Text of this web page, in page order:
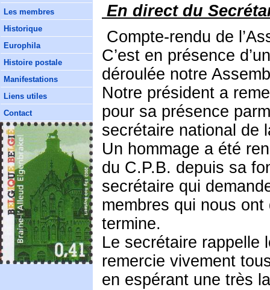
Les membres
Historique
Europhila
Histoire postale
Manifestations
Liens utiles
Contact
En direct du
Compte-rendu de
C’est en présence
déroulée notre
Notre président a
pour sa présence
secrétaire national de
Un hommage a été
du C.P.B. depuis sa
secrétaire qui
membres qui nous
termine.
Le secrétaire rappelle
remercie vivement
en espérant une très